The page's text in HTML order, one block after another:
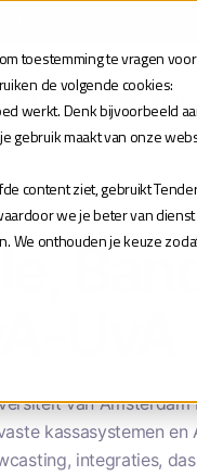
toestemming te vragen
de volgende cookies:
werkt. Denk bijvoorbeeld
gebruik maakt van onze
content ziet, gebruikt
we je beter van
We onthouden je keuze
| Meld je aan voor de
Point of sale
van
kassasystemen
integraties,